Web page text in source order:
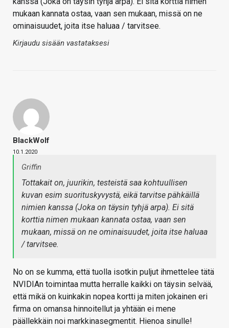
mukaan kannata ostaa, vaan sen mukaan, missä on ne
ominaisuudet, joita itse haluaa / tarvitsee.
Kirjaudu sisään vastataksesi
BlackWolf
10.1.2020
Griffin
Tottakait on, juurikin, testeistä saa kohtuullisen
kuvan esim suorituskyvystä, eikä tarvitse pähkäillä
nimien kanssa (Joka on täysin tyhjä arpa). Ei sitä
korttia nimen mukaan kannata ostaa, vaan sen
mukaan, missä on ne ominaisuudet, joita itse haluaa
/ tarvitsee.
No on se kumma, että tuolla isotkin puljut ihmettelee tätä
NVIDIAn toimintaa mutta herralle kaikki on täysin selvää,
että mikä on kuinkakin nopea kortti ja miten jokainen eri
firma on omansa hinnoitellut ja yhtään ei mene
päällekkäin noi markkinasegmentit. Hienoa sinulle!